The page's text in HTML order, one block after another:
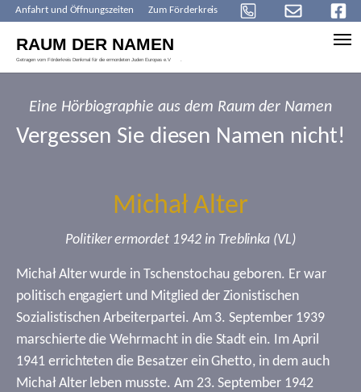
Anfahrt und Öffnungszeiten Zum Förderkreis
Eine Hörbiographie aus dem Raum der Namen
Vergessen Sie diesen Namen nicht!
Michał Alter
Politiker ermordet 1942 in Treblinka (VL)
Michał Alter wurde in Tschenstochau geboren. Er war
politisch engagiert und Mitglied der Zionistischen
Sozialistischen Arbeiterpartei. Am 3. September 1939
marschierte die Wehrmacht in die Stadt ein. Im April
1941 errichteten die Besatzer ein Ghetto, in dem auch
Michał Alter leben musste. Am 23. September 1942